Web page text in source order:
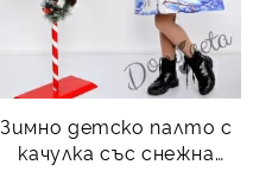
Зимно детско палто с
качулка със снежна